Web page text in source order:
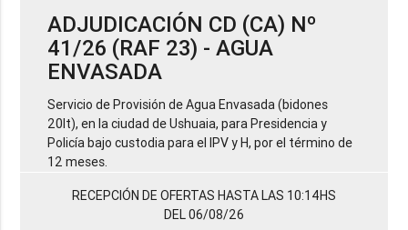
ADJUDICACIÓN CD (CA) Nº
41/26 (RAF 23) - AGUA
ENVASADA
Servicio de Provisión de Agua Envasada (bidones
20lt), en la ciudad de Ushuaia, para Presidencia y
Policía bajo custodia para el IPV y H, por el término de
12 meses.
RECEPCIÓN DE OFERTAS HASTA LAS 10:14HS
DEL 06/08/26